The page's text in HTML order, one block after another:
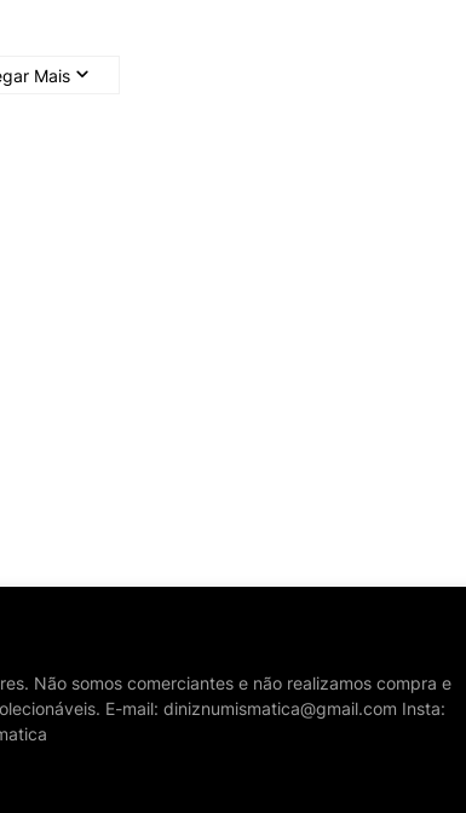
Mais
Não somos comerciantes e não realizamos compra e
E-mail: diniznumismatica@gmail.com Insta: